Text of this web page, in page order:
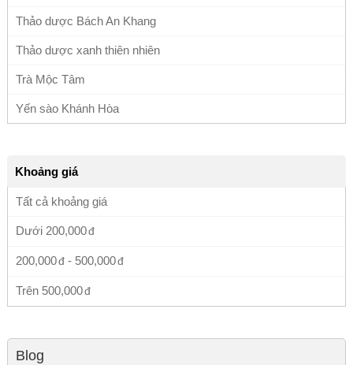
Thảo dược Bách An Khang
Thảo dược xanh thiên nhiên
Trà Mộc Tâm
Yến sào Khánh Hòa
Khoảng giá
Tất cả khoảng giá
Dưới 200,000
200,000 - 500,000
Trên 500,000
Blog